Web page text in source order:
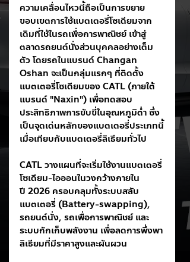
ความเคลื่อนไหวนี้ถือเป็นการขยาย
ขอบเขตการใช้แบตเตอรี่โซเดียมจาก
เดิมที่ใช้ในรถเพื่อการพาณิชย์ เข้าสู่
ตลาดรถยนต์นั่งส่วนบุคคลอย่างเต็ม
ตัว โดยรถในแบรนด์ Changan
Oshan จะเป็นกลุ่มแรกๆ ที่ติดตั้ง
แบตเตอรี่โซเดียมของ CATL (ภายใต้
แบรนด์ "Naxin") เพื่อทดสอบ
ประสิทธิภาพการขับขี่ในอุณหภูมิต่ำ ซึ่ง
เป็นจุดเด่นหลักของแบตเตอรี่ประเภทนี้
เมื่อเทียบกับแบตเตอรี่ลิเธียมทั่วไป
CATL วางแผนที่จะเริ่มใช้งานแบตเตอรี่
โซเดียม-ไอออนในวงกว้างภายใน
ปี 2026 ครอบคลุมทั้งระบบสลับ
แบตเตอรี่ (Battery-swapping),
รถยนต์นั่ง, รถเพื่อการพาณิชย์ และ
ระบบกักเก็บพลังงาน เพื่อลดการพึ่งพา
ลิเธียมที่มีราคาสูงและผันผวน